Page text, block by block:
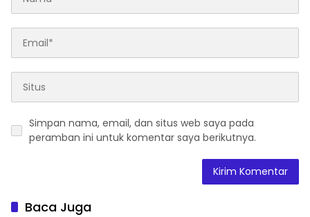
Simpan nama, email, dan situs web saya pada
peramban ini untuk komentar saya berikutnya.
Baca Juga